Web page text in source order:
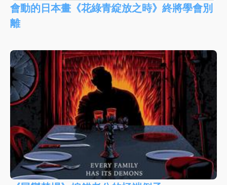
會動的日本畫《花綠青綻放之時》終將學會別
離